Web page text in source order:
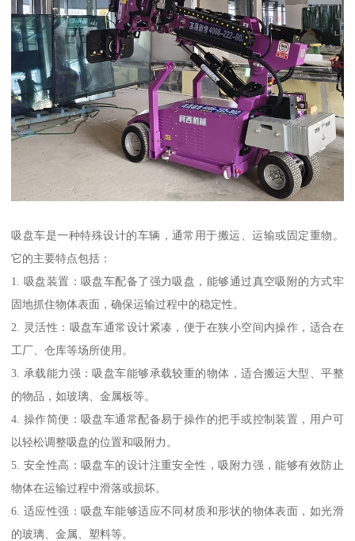
吸盘车是一种特殊设计的车辆，通常用于搬运、运输或固定重物。
它的主要特点包括：
1. 吸盘装置：吸盘车配备了强力吸盘，能够通过真空吸附的方式牢
固地抓住物体表面，确保运输过程中的稳定性。
2. 灵活性：吸盘车通常设计紧凑，便于在狭小空间内操作，适合在
工厂、仓库等场所使用。
3. 承载能力强：吸盘车能够承载较重的物体，适合搬运大型、平整
的物品，如玻璃、金属板等。
4. 操作简便：吸盘车通常配备易于操作的把手或控制装置，用户可
以轻松调整吸盘的位置和吸附力。
5. 安全性高：吸盘车的设计注重安全性，吸附力强，能够有效防止
物体在运输过程中滑落或损坏。
6. 适应性强：吸盘车能够适应不同材质和形状的物体表面，如光滑
的玻璃、金属、塑料等。